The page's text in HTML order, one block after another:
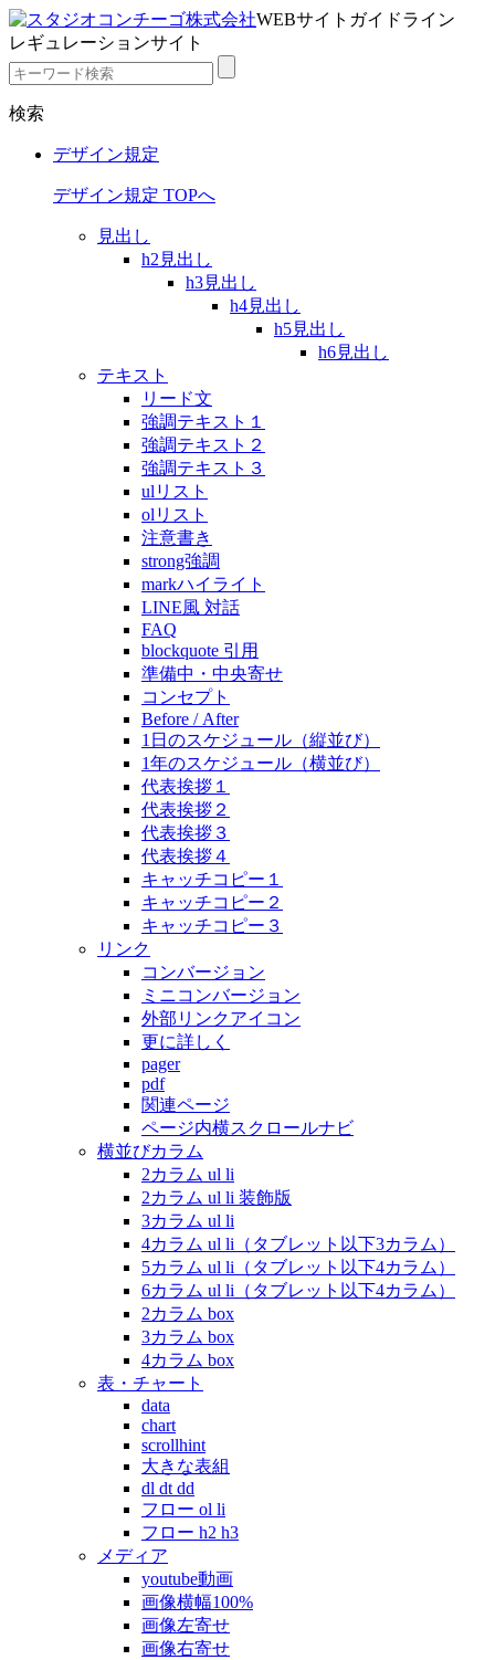
WEBサイトガイドライン
レギュレーションサイト
検索
デザイン規定
デザイン規定 TOPへ
見出し
h2見出し
h3見出し
h4見出し
h5見出し
h6見出し
テキスト
リード文
強調テキスト１
強調テキスト２
強調テキスト３
ulリスト
olリスト
注意書き
strong強調
markハイライト
LINE風 対話
FAQ
blockquote 引用
準備中・中央寄せ
コンセプト
Before / After
1日のスケジュール（縦並び）
1年のスケジュール（横並び）
代表挨拶１
代表挨拶２
代表挨拶３
代表挨拶４
キャッチコピー１
キャッチコピー２
キャッチコピー３
リンク
コンバージョン
ミニコンバージョン
外部リンクアイコン
更に詳しく
pager
pdf
関連ページ
ページ内横スクロールナビ
横並びカラム
2カラム ul li
2カラム ul li 装飾版
3カラム ul li
4カラム ul li（タブレット以下3カラム）
5カラム ul li（タブレット以下4カラム）
6カラム ul li（タブレット以下4カラム）
2カラム box
3カラム box
4カラム box
表・チャート
data
chart
scrollhint
大きな表組
dl dt dd
フロー ol li
フロー h2 h3
メディア
youtube動画
画像横幅100%
画像左寄せ
画像右寄せ